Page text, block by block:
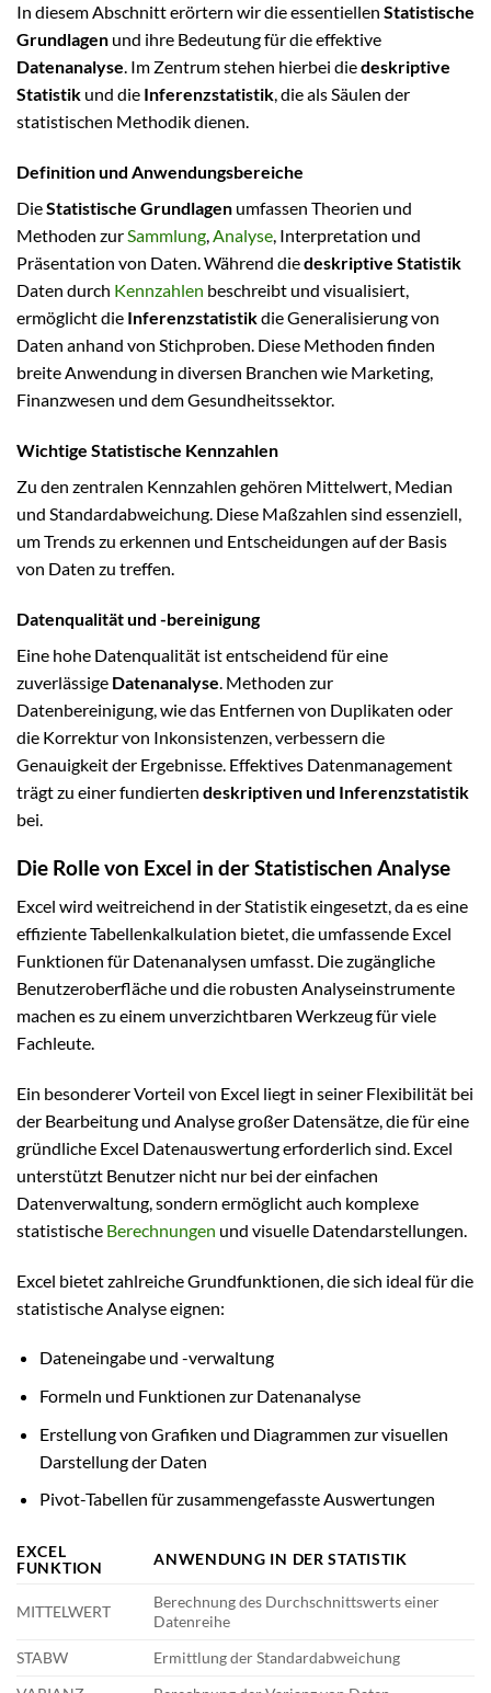
In diesem Abschnitt erörtern wir die essentiellen Statistische
Grundlagen und ihre Bedeutung für die effektive
Datenanalyse. Im Zentrum stehen hierbei diedeskriptive
Statistik und die Inferenzstatistik, die als Säulen der
statistischen Methodik dienen.
Definition und Anwendungsbereiche
DieStatistische Grundlagen umfassen Theorien und
Methoden zurSammlung,Analyse, Interpretation und
Präsentation von Daten. Während diedeskriptive Statistik
Daten durch Kennzahlen beschreibt und visualisiert,
ermöglicht die Inferenzstatistikdie Generalisierung von
Daten anhand von Stichproben. Diese Methoden finden
breite Anwendung in diversen Branchen wie Marketing,
Finanzwesen und dem Gesundheitssektor.
Wichtige Statistische Kennzahlen
Zu den zentralen Kennzahlen gehören Mittelwert, Median
und Standardabweichung. Diese Maßzahlen sind essenziell,
um Trends zu erkennen und Entscheidungen auf der Basis
von Daten zu treffen.
Datenqualität und -bereinigung
Eine hohe Datenqualität ist entscheidend für eine
zuverlässige Datenanalyse . Methoden zur
Datenbereinigung, wie das Entfernen von Duplikaten oder
die Korrektur von Inkonsistenzen, verbessern die
Genauigkeit der Ergebnisse. Effektives Datenmanagement
trägt zu einer fundierten deskriptiven und Inferenzstatistik
bei.
Die Rolle von Excel in der Statistischen Analyse
Excel wird weitreichend in der Statistik eingesetzt, da es eine
effiziente Tabellenkalkulation bietet, die umfassende Excel
Funktionen für Datenanalysen umfasst. Die zugängliche
Benutzeroberfläche und die robusten Analyseinstrumente
machen es zu einem unverzichtbaren Werkzeug für viele
Fachleute.
Ein besonderer Vorteil von Excel liegt in seiner Flexibilität bei
der Bearbeitung und Analyse großer Datensätze, die für eine
gründliche Excel Datenauswertung erforderlich sind. Excel
unterstützt Benutzer nicht nur bei der einfachen
Datenverwaltung, sondern ermöglicht auch komplexe
statistische Berechnungen und visuelle Datendarstellungen.
Excel bietet zahlreiche Grundfunktionen, die sich ideal für die
statistische Analyse eignen:
Dateneingabe und -verwaltung
Formeln und Funktionen zur Datenanalyse
Erstellung von Grafiken und Diagrammen zur visuellen
Darstellung der Daten
Pivot-Tabellen für zusammengefasste Auswertungen
EXCEL
FUNKTION
ANWENDUNG IN DER STATISTIK
MITTELWERT
Berechnung des Durchschnittswerts einer
Datenreihe
STABW
Ermittlung der Standardabweichung